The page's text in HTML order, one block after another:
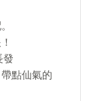
發
點仙氣的